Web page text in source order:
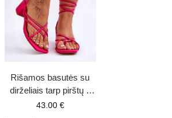
Rišamos basutės su
dirželiais tarp pirštų ir
kulnu rožinės spalvos
43.00 €